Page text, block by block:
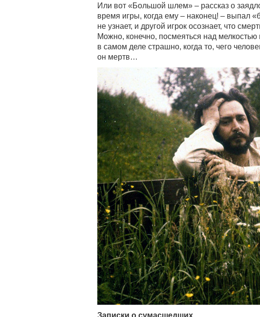
Или вот «Большой шлем» – рассказ о
время игры, когда ему – наконец! – выпал
не узнает, и другой игрок осознает, что
Можно, конечно, посмеяться над мелкостью
в самом деле страшно, когда то, чего
он мертв…